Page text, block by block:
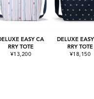
EASY CA
RRY TOTE
¥13,200
DELUXE
RRY TOTE
¥18,150